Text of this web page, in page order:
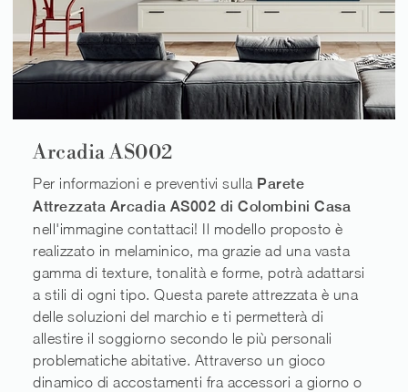
Arcadia AS002
Per informazioni e preventivi sulla Parete
Attrezzata Arcadia AS002 di Colombini Casa
nell'immagine contattaci! Il modello proposto è
realizzato in melaminico, ma grazie ad una vasta
gamma di texture, tonalità e forme, potrà adattarsi
a stili di ogni tipo. Questa parete attrezzata è una
delle soluzioni del marchio e ti permetterà di
allestire il soggiorno secondo le più personali
problematiche abitative. Attraverso un gioco
dinamico di accostamenti fra accessori a giorno o